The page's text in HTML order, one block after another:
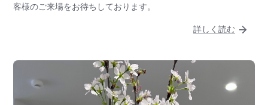
客様のご来場をお待ちしております。
詳しく読む